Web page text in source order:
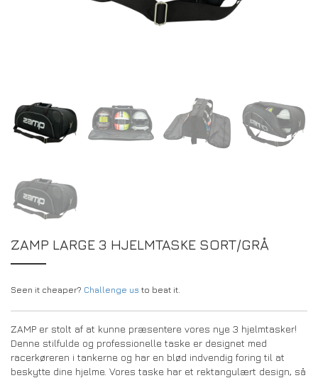
FORHANDLERENS FORESPØRGSELSSIDE
REGISTRERINGSFORMULAR FOR AMBASSADØRER
ZAMP LARGE 3 HJELMTASKE SORT/GRÅ
Seen it cheaper? Challenge us to beat it.
ZAMP er stolt af at kunne præsentere vores nye 3 hjelmtasker!
Denne stilfulde og professionelle taske er designet med
racerkøreren i tankerne og har en blød indvendig foring til at
beskytte dine hjelme. Vores taske har et rektangulært design, så